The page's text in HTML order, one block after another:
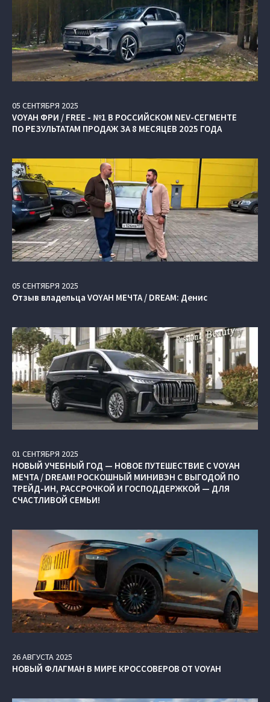
05 СЕНТЯБРЯ 2025
VOYAH ФРИ / FREE - №1 В РОССИЙСКОМ NEV-СЕГМЕНТЕ
ПО РЕЗУЛЬТАТАМ ПРОДАЖ ЗА 8 МЕСЯЦЕВ 2025 ГОДА
05 СЕНТЯБРЯ 2025
Отзыв владельца VOYAH МЕЧТА / DREAM: Денис
01 СЕНТЯБРЯ 2025
НОВЫЙ УЧЕБНЫЙ ГОД — НОВОЕ ПУТЕШЕСТВИЕ С VOYAH
МЕЧТА / DREAM! РОСКОШНЫЙ МИНИВЭН С ВЫГОДОЙ ПО
ТРЕЙД-ИН, РАССРОЧКОЙ И ГОСПОДДЕРЖКОЙ — ДЛЯ
СЧАСТЛИВОЙ СЕМЬИ!
26АВГУСТА 2025
НОВЫЙ ФЛАГМАН В МИРЕ КРОССОВЕРОВ ОТ VOYAH